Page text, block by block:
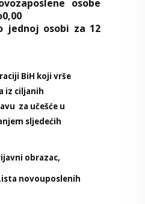
osobe
jednoj osobi za 12
BiH koji vrše
iz ciljanih
za učešće u
sljedećih
obrazac,
novouposlenih